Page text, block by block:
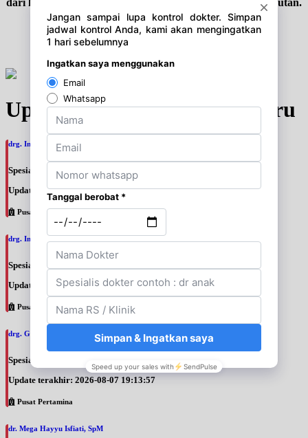
dari kemudahan akses dan pendampingan yang berkelanjutan.
Upgrade jadi member
Update Jadwal Dokter terbaru
drg. Indri Yuliana, SpOrt
Spesialis: Gigi
Update terakhir: 2026-08-07 19:20:15
Pusat Pertamina
drg. Indah Dwi Nursanty, SpOrt
Spesialis: Gigi
Update terakhir: 2026-08-07 19:18:45
Pusat Pertamina
drg. Galuh Chandra, SpOrt
Spesialis: Gigi
Update terakhir: 2026-08-07 19:13:57
Pusat Pertamina
dr. Mega Hayyu Isfiati, SpM